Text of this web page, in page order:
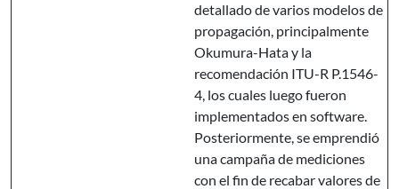
detallado de varios modelos de
propagación, principalmente
Okumura-Hata y la
recomendación ITU-R P.1546-
4, los cuales luego fueron
implementados en software.
Posteriormente, se emprendió
una campaña de mediciones
con el fin de recabar valores de